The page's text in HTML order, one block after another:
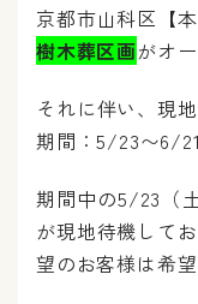
京都市山科区【
樹木葬区画がオ
それに伴い、現
期間：5/23〜6/21
期間中の5/23（
が現地待機して
望のお客様は希